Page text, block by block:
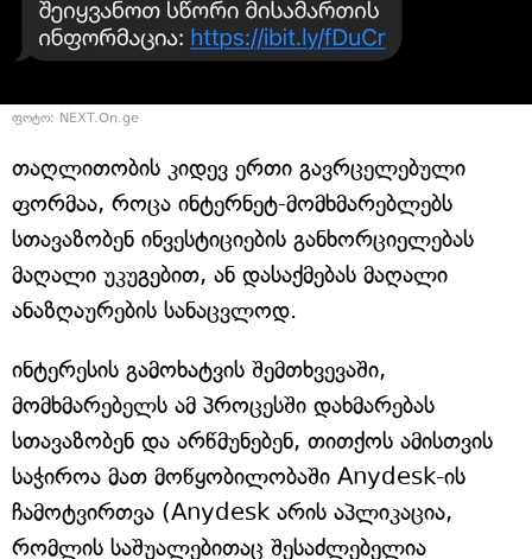
ფოტო: NEXT.On.ge
თაღლითობის კიდევ ერთი გავრცელებული
ფორმაა, როცა ინტერნეტ-მომხმარებლებს
სთავაზობენ ინვესტიციების განხორციელებას
მაღალი უკუგებით, ან დასაქმებას მაღალი
ანაზღაურების სანაცვლოდ.
ინტერესის გამოხატვის შემთხვევაში,
მომხმარებელს ამ პროცესში დახმარებას
სთავაზობენ და არწმუნებენ, თითქოს ამისთვის
საჭიროა მათ მოწყობილობაში Anydesk-ის
ჩამოტვირთვა (Anydesk არის აპლიკაცია,
რომლის საშუალებითაც შესაძლებელია